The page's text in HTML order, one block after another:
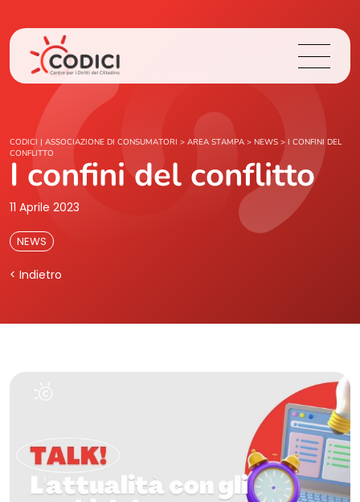
Chi Siamo
Cosa Facciamo
Area Stampa
Login
CODICI | ASSOCIAZIONE DI CONSUMATORI > AREA STAMPA > NEWS > I CONFINI DEL
CONFLITTO
I confini del conflitto
11 Aprile 2023
NEWS
< Indietro